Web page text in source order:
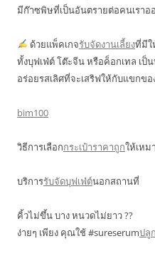
มีก๊าซพิษที่เป็นอันตรายต่อคนเราอ
ด้วยแพ็คเกจรับจัดงานเลี้ยงที่มีใ
ทั้งบุฟเฟ่ต์ โต๊ะจีน หรือค็อกเทล เป็
อร่อยรสเลิศที่จะเสริฟให้กับแขกข
bim100
วิธีการเลือกกระเป๋าราคาถูกให้เหม
บริการรับจัดบุฟเฟ่ต์นอกสถานที่
คิ้วไม่ขึ้น บาง หนวดไม่ยาว ??
ง่ายๆ เพียง คุณใช้ #sureserumปลู